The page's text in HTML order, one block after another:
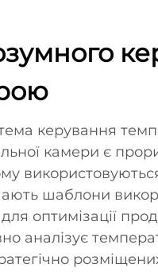
керування
камери є
шаблони
оптимізації
аналізує